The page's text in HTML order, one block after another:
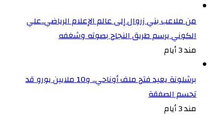
من ملاعب بني زروال إلى عالم الإعلام الرياضي..علي
الكوني يرسم طريق النجاح بصوته وشغفه
مند 3 أيام
برشلونة يعيد فتح ملف أوناحي.. و10 ملايين يورو قد
تحسم الصفقة
مند 3 أيام